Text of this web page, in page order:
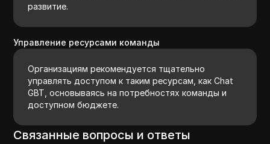
развитие.
Управление ресурсами команды
Организациям рекомендуется тщательно
управлять доступом к таким ресурсам, как Chat
GBT, основываясь на потребностях команды и
доступном бюджете.
Связанные вопросы и ответы